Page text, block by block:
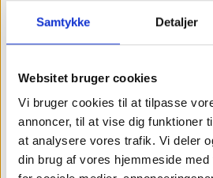
Samtykke Detaljer
Websitet bruger cookies
Vi bruger cookies til at tilpasse
annoncer, til at vise dig funktioner
at analysere vores trafik. Vi deler
din brug af vores hjemmeside
forbedre dine
indirekte.
Når du har et synligt
browserfaner,
osv. hjælper det dine